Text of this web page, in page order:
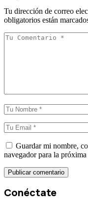
Tu dirección de correo
obligatorios están
Guardar mi nombre,
navegador para la
Conéctate